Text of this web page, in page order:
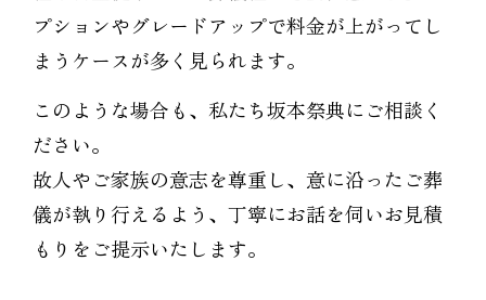
プションやグレードアップで料金が上がってし
まうケースが多く見られます。
このような場合も、私たち坂本祭典にご相談く
ださい。
故人やご家族の意志を尊重し、意に沿ったご葬
儀が執り行えるよう、丁寧にお話を伺いお見積
もりをご提示いたします。